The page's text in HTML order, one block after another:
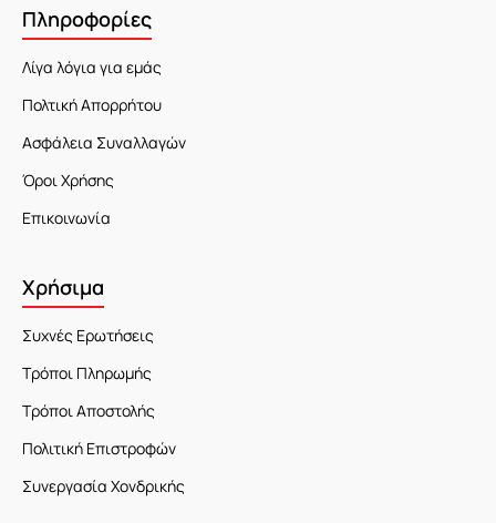
Πληροφορίες
Λίγα λόγια για εμάς
Πολτική Απορρήτου
Ασφάλεια Συναλλαγών
Όροι Χρήσης
Επικοινωνία
Χρήσιμα
Συχνές Ερωτήσεις
Τρόποι Πληρωμής
Τρόποι Αποστολής
Πολιτική Επιστροφών
Συνεργασία Χονδρικής